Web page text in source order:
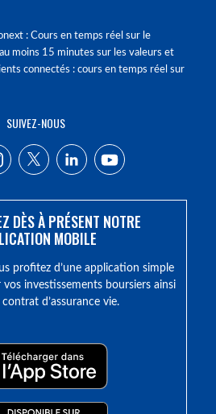
: Cours en temps réel sur le
moins 15 minutes sur les valeurs et
connectés : cours en temps réel sur
SUIVEZ-NOUS
DÈS À PRÉSENT NOTRE
MOBILE
profitez d’une application simple
investissements boursiers ainsi
d’assurance vie.